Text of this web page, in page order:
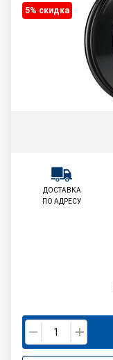
5% cкидка
ДОСТАВКА
ПО АДРЕСУ